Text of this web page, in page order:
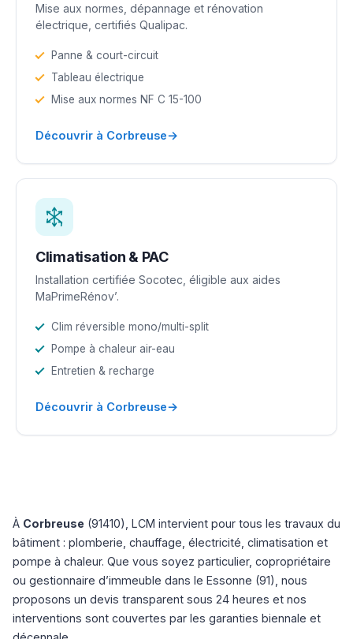
Mise aux normes, dépannage et rénovation
électrique, certifiés Qualipac.
Panne & court-circuit
Tableau électrique
Mise aux normes NF C 15-100
Découvrir à Corbreuse→
Climatisation & PAC
Installation certifiée Socotec, éligible aux aides
MaPrimeRénov’.
Clim réversible mono/multi-split
Pompe à chaleur air-eau
Entretien & recharge
Découvrir à Corbreuse→
À Corbreuse (91410), LCM intervient pour tous les travaux du
bâtiment : plomberie, chauffage, électricité, climatisation et
pompe à chaleur. Que vous soyez particulier, copropriétaire
ou gestionnaire d’immeuble dans le Essonne (91), nous
proposons un devis transparent sous 24 heures et nos
interventions sont couvertes par les garanties biennale et